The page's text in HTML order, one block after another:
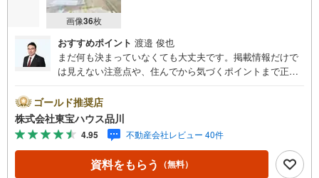
画像36枚
おすすめポイント 渡邉 俊也
まだ何も決まっていなくても大丈夫です。掲載情報だけで
は見えない注意点や、住んでから気づくポイントまで正直
とも包み隠さずお伝えし、「納得して選ぶ」ためのサポー
トを大切にしています。現地でしか分からないリアルな情
報も含めて、一緒に後悔しない住まい探しを進めていきま
しょう。まずはお気軽にご相談ください。【Yahoo！ 不動
産キャンペーン対象店舗】当店で物件を成約するとPayPay
ボーナスライトがもらえる「Yahoo！ 不動産 物件ご成約キ
ゴールド推奨店
株式会社東宝ハウス品川
4.95 不動産会社レビュー 40件
資料をもらう （無料）